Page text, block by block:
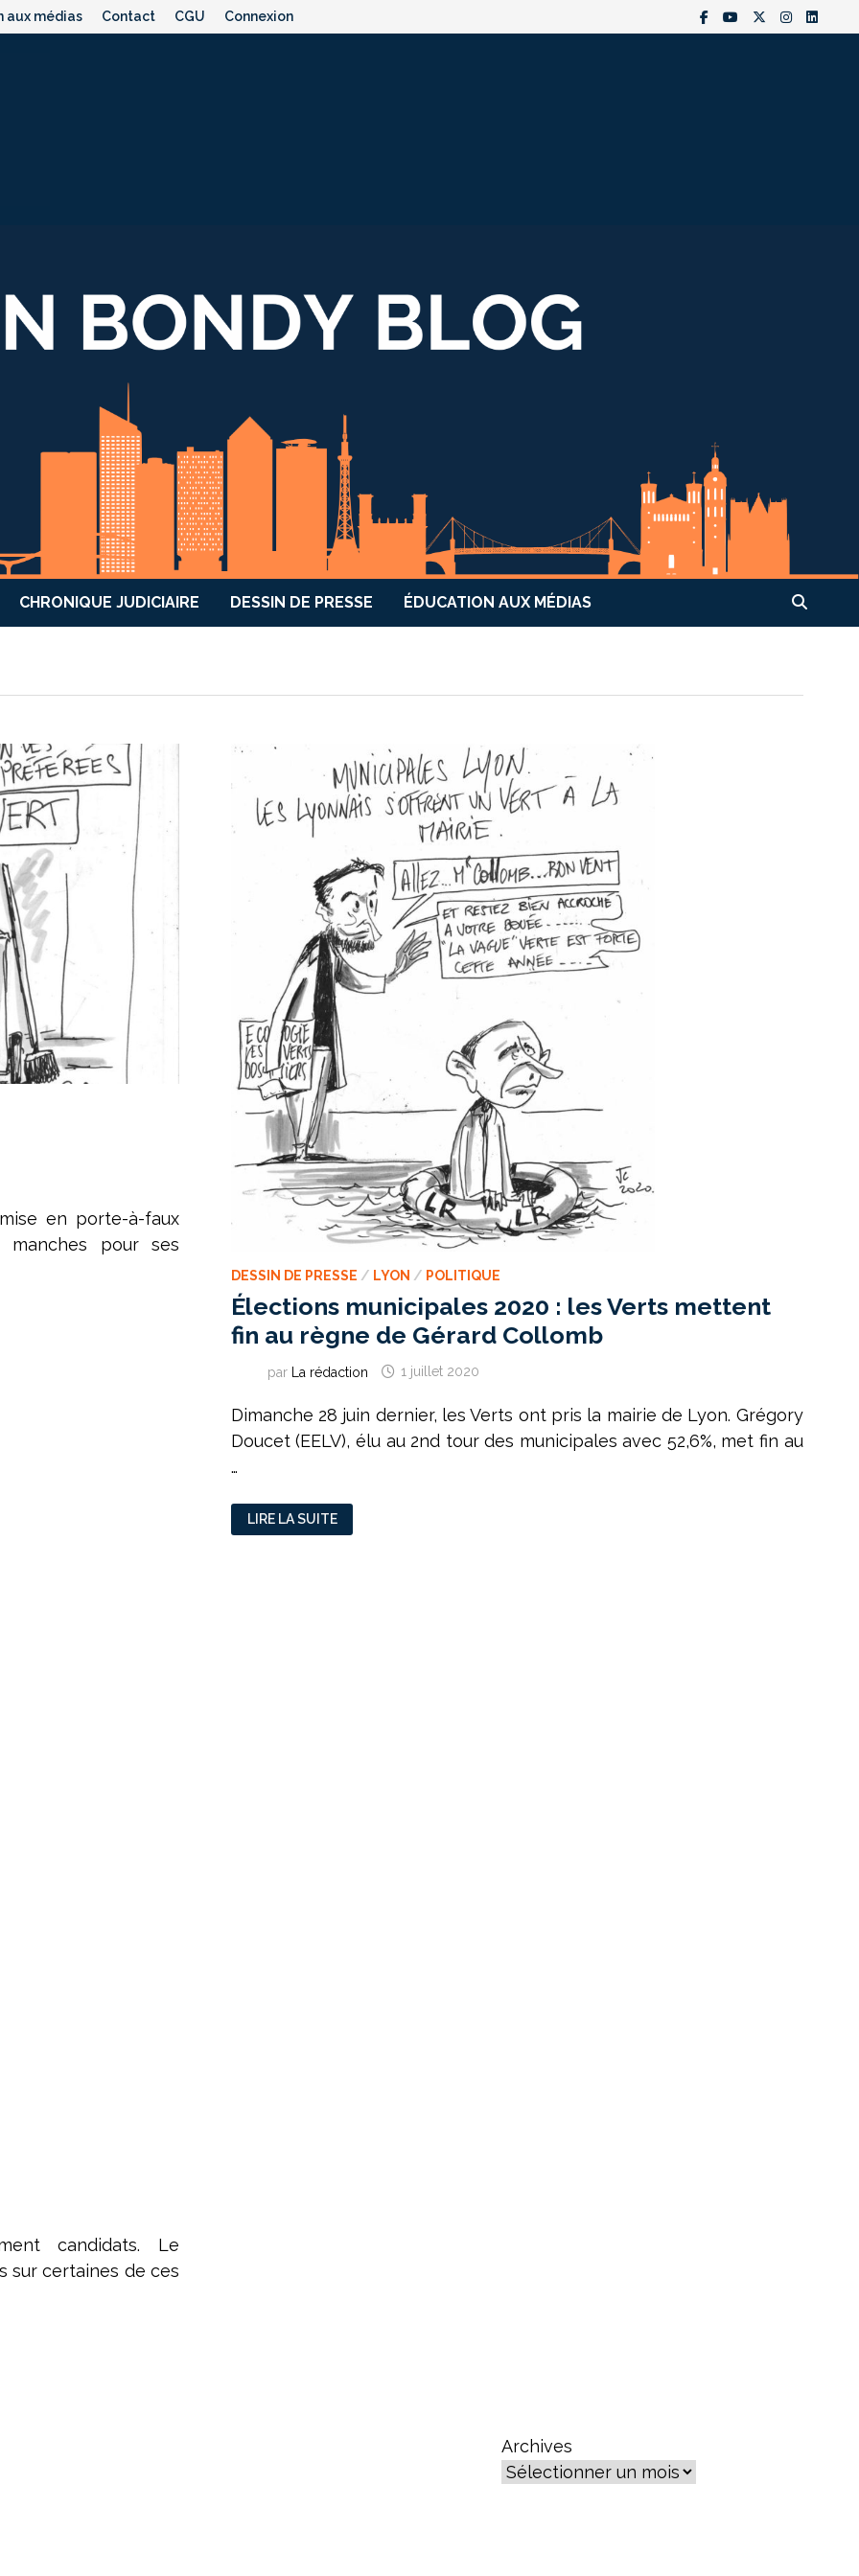
aux médias Contact CGU Connexion
CHRONIQUE JUDICIAIRE DESSIN DE PRESSE ÉDUCATION AUX MÉDIAS
en porte-à-faux
manches pour ses
DESSIN DE PRESSE / LYON / POLITIQUE
Élections municipales 2020 : les Verts mettent
fin au règne de Gérard Collomb
par La rédaction 1 juillet 2020
Dimanche 28 juin dernier, les Verts ont pris la mairie de Lyon. Grégory
Doucet (EELV), élu au 2nd tour des municipales avec 52,6%, met fin au
…
ÉLECTIONS
MUNICIPALES
2020
LIRE LA SUITE
candidats. Le
sur certaines de ces
Archives